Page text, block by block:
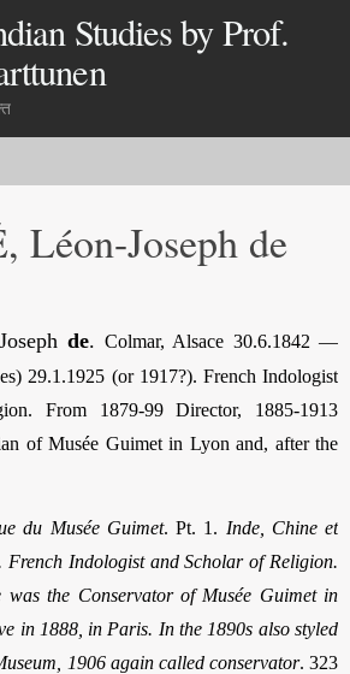
Studies by Prof.
Joseph de
de. Colmar, Alsace 30.6.1842 —
29.1.1925 (or 1917?). French Indologist
From 1879-99 Director, 1885-1913
of Musée Guimet in Lyon and, after the
du Musée Guimet. Pt. 1. Inde, Chine et
French Indologist and Scholar of Religion.
the Conservator of Musée Guimet in
in 1888, in Paris. In the 1890s also styled
1906 again called conservator. 323